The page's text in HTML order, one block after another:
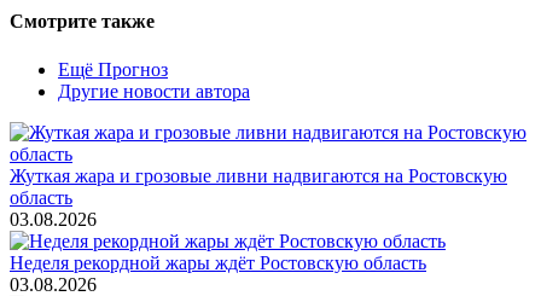
Смотрите также
Ещё Прогноз
Другие новости автора
Жуткая жара и грозовые ливни надвигаются на Ростовскую
область
03.08.2026
Неделя рекордной жары ждёт Ростовскую область
03.08.2026